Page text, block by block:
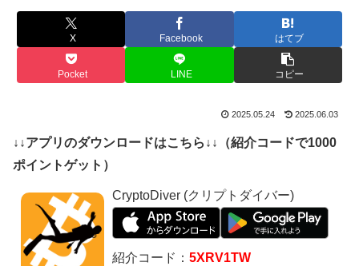
X Facebook はてブ
Pocket LINE コピー
2025.05.24 2025.06.03
↓↓アプリのダウンロードはこちら↓↓（紹介コードで1000
ポイントゲット）
CryptoDiver (クリプトダイバー)
紹介コード： 5XRV1TW